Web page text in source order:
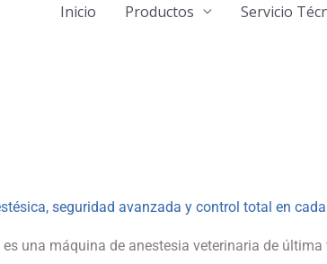
Inicio Productos Servicio
seguridad avanzada y control total en
es una máquina de anestesia veterinaria de